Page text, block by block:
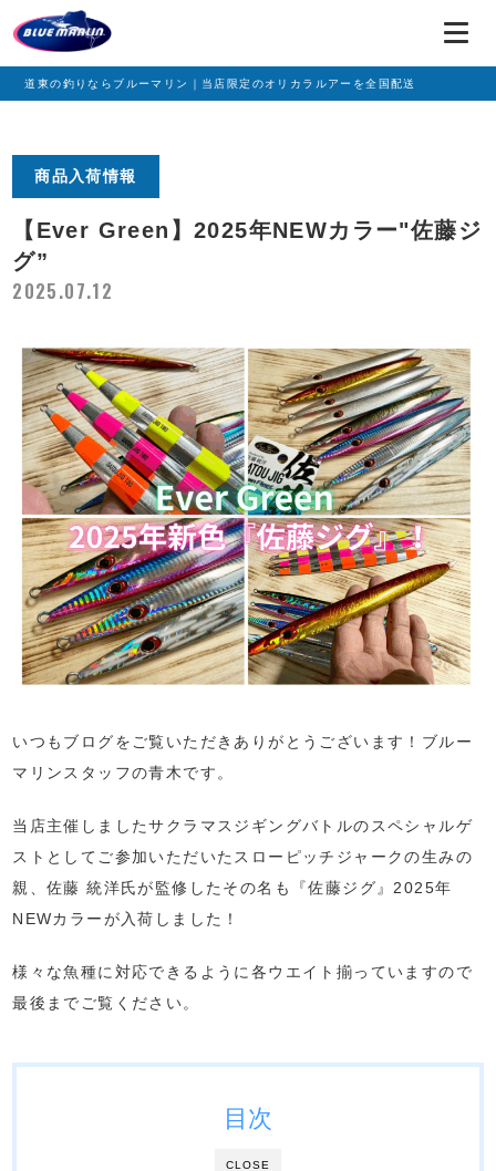
道東の釣りならブルーマリン｜当店限定のオリカラルアーを全国配送
商品入荷情報
【Ever Green】2025年NEWカラー"佐藤ジ
グ”
2025.07.12
いつもブログをご覧いただきありがとうございます！ブルー
マリンスタッフの青木です。
当店主催しましたサクラマスジギングバトルのスペシャルゲ
ストとしてご参加いただいたスローピッチジャークの生みの
親、佐藤 統洋氏が監修したその名も『佐藤ジグ』2025年
NEWカラーが入荷しました！
様々な魚種に対応できるように各ウエイト揃っていますので
最後までご覧ください。
CLOSE
目次